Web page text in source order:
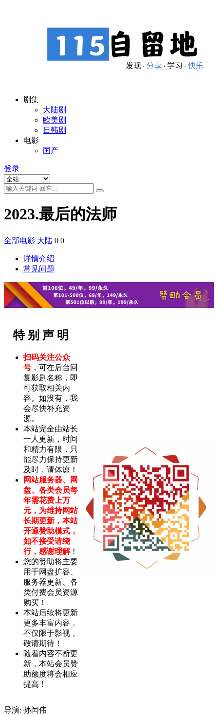
剧集
大陆剧
欧美剧
日韩剧
电影
国产
登录
2023.最后的法师
全部电影 大陆 0 0
详情介绍
常见问题
特 别 声 明
扫码关注公众
号 ，可在后台回
复影剧名称，即
可获取相关内
容。如没有，我
会尽快补充资
源。
本站完全由站长
一人更新，时间
和精力有限，只
能尽力保持更新
及时，请体谅！
网站服务器、网
盘、各类会员每
年需花费上万
元，为维持网站
长期更新，本站
开通赞助模式，
如不接受请绕
行，感谢理解！
您的赞助将主要
用于网盘扩容、
服务器更新、各
类付费会员资源
购买！
本站后续将更新
更多丰富内容，
不仅限于影视，
敬请期待！
随着内容不断更
新，本站会员赞
助额度将会相应
提高！
导演: 孙闰伟